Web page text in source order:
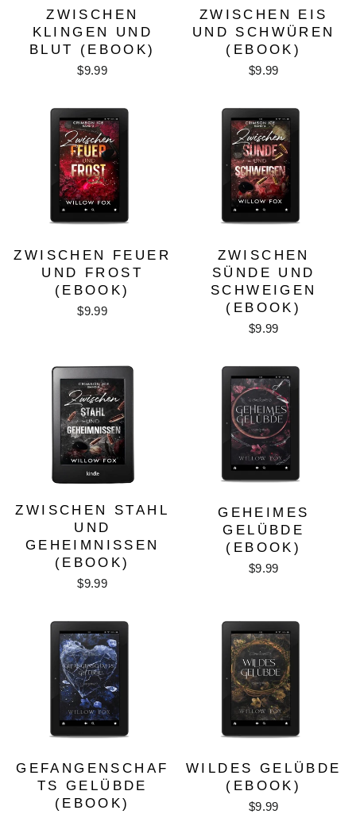
ZWISCHEN
KLINGEN UND
BLUT (EBOOK)
$9.99
ZWISCHEN EIS
UND SCHWÜREN
(EBOOK)
$9.99
ZWISCHEN FEUER
UND FROST
(EBOOK)
$9.99
ZWISCHEN
SÜNDE UND
SCHWEIGEN
(EBOOK)
$9.99
ZWISCHEN STAHL
UND
GEHEIMNISSEN
(EBOOK)
$9.99
GEHEIMES
GELÜBDE
(EBOOK)
$9.99
GEFANGENSCHAF
TS GELÜBDE
(EBOOK)
WILDES GELÜBDE
(EBOOK)
$9.99